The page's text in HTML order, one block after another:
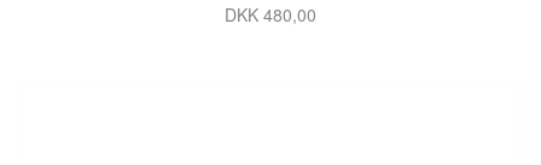
DKK 480,00